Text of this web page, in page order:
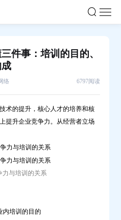
件事：培训的目的、
络 6797阅读
术的提升，核心人才的培养和核
提升企业竞争力。从经营者立场
力与培训的关系